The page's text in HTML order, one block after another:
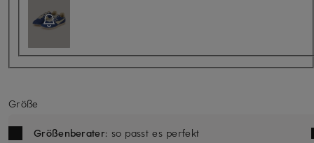
Größe
Größenberater: so passt es perfekt